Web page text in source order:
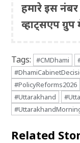
हमारे इस
व्हाट्सएप
Tags: #CMDhami
#PolicyReforms2026
#Uttarakhand
Related